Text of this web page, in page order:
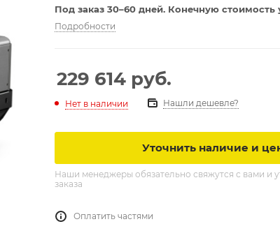
Под заказ 30–60 дней. Конечную стоимость
менеджера
Подробности
229 614 руб.
Нет в наличии Нашли дешевле?
Уточнить наличие и
Наши менеджеры обязательно свяжутся с вами и
заказа
Оплатить частями